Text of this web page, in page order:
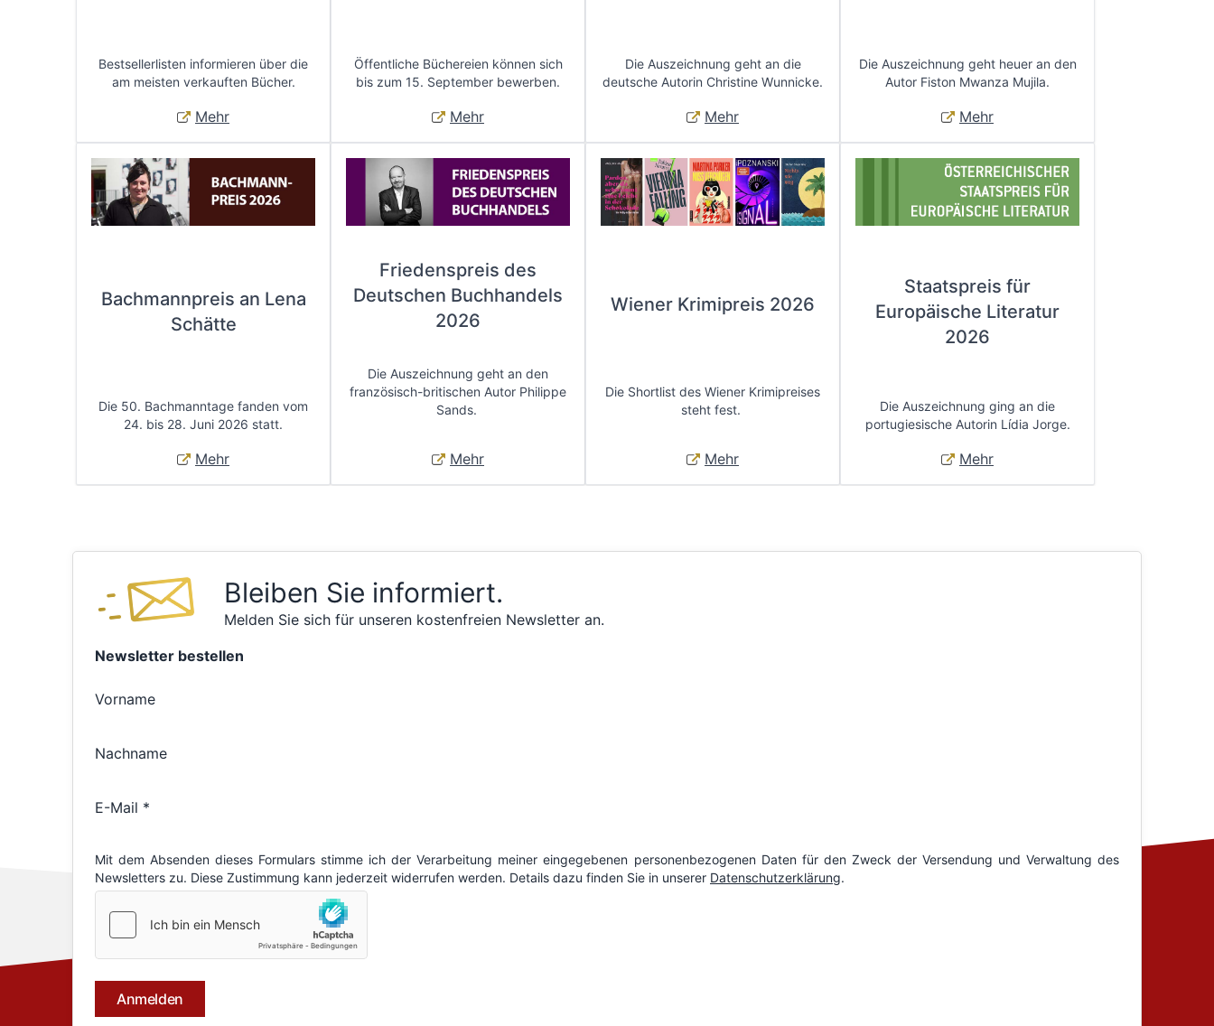
Bestsellerlisten informieren über die
am meisten verkauften Bücher.
Mehr
Öffentliche Büchereien können sich
bis zum 15. September bewerben.
Mehr
Die Auszeichnung geht an die
deutsche Autorin Christine Wunnicke.
Mehr
Die Auszeichnung geht heuer an den
Autor Fiston Mwanza Mujila.
Mehr
Bachmannpreis an Lena
Schätte
Die 50. Bachmanntage fanden vom
24. bis 28. Juni 2026 statt.
Mehr
Friedenspreis des
Deutschen Buchhandels
2026
Die Auszeichnung geht an den
französisch-britischen Autor Philippe
Sands.
Mehr
Wiener Krimipreis 2026
Die Shortlist des Wiener Krimipreises
steht fest.
Mehr
Staatspreis für
Europäische Literatur
2026
Die Auszeichnung ging an die
portugiesische Autorin Lídia Jorge.
Mehr
Bleiben Sie informiert.
Melden Sie sich für unseren kostenfreien Newsletter an.